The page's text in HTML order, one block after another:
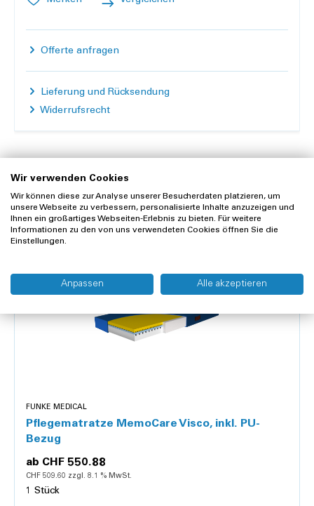
Offerte anfragen
Lieferung und Rücksendung
Widerrufsrecht
Zubehör
FUNKE MEDICAL
Pflegematratze MemoCare Visco, inkl. PU-
Bezug
ab CHF 550.88
CHF 509.60 zzgl. 8.1 % MwSt.
1 Stück
Wir verwenden Cookies
Wir können diese zur Analyse unserer Besucherdaten platzieren, um
unsere Webseite zu verbessern, personalisierte Inhalte anzuzeigen und
Ihnen ein großartiges Webseiten-Erlebnis zu bieten. Für weitere
Informationen zu den von uns verwendeten Cookies öffnen Sie die
Einstellungen.
Anpassen Alle akzeptieren